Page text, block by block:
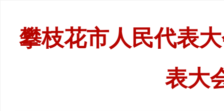
攀枝花市人民代表
表大